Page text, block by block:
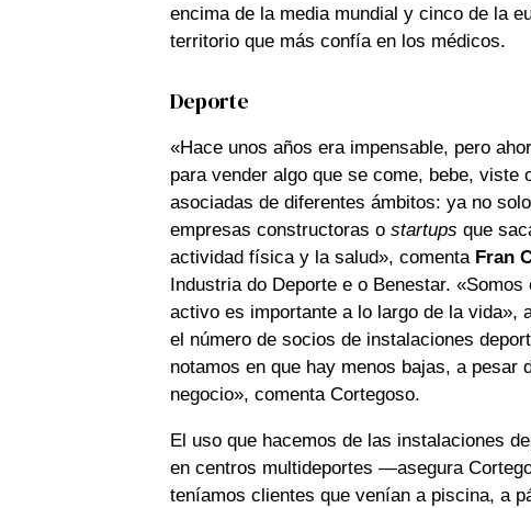
encima de la media mundial y cinco de la
territorio que más confía en los médicos.
Deporte
«Hace unos años era impensable, pero
para vender algo que se come, bebe,
asociadas de diferentes ámbitos: ya no
empresas constructoras o startups que
actividad física y la salud», comenta Fran
Industria do Deporte e o Benestar.
activo es importante a lo largo de la vida»,
el número de socios de instalaciones
notamos en que hay menos bajas, a pesar
negocio», comenta Cortegoso.
El uso que hacemos de las instalaciones
en centros multideportes —asegura
teníamos clientes que venían a piscina, a